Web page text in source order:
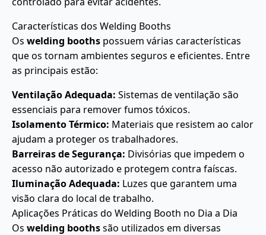
Características dos Welding Booths
Os welding booths possuem várias características
que os tornam ambientes seguros e eficientes. Entre
as principais estão:
Ventilação Adequada: Sistemas de ventilação são
essenciais para remover fumos tóxicos.
Isolamento Térmico: Materiais que resistem ao calor
ajudam a proteger os trabalhadores.
Barreiras de Segurança: Divisórias que impedem o
acesso não autorizado e protegem contra faíscas.
Iluminação Adequada: Luzes que garantem uma
visão clara do local de trabalho.
Aplicações Práticas do Welding Booth no Dia a Dia
Os welding boothssão utilizados em diversas